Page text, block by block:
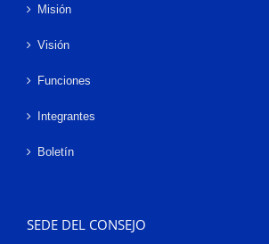
Misión
Visión
Funciones
Integrantes
Boletín
SEDE DEL CONSEJO